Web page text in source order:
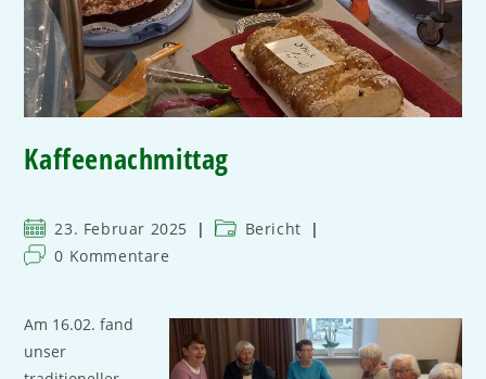
Kaffeenachmittag
23. Februar 2025
Bericht
0 Kommentare
Am 16.02. fand
unser